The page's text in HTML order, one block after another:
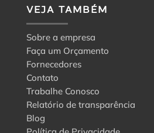
VEJA TAMBÉM
Sobre a empresa
Faça um Orçamento
Fornecedores
Contato
Trabalhe Conosco
Relatório de transparência
Blog